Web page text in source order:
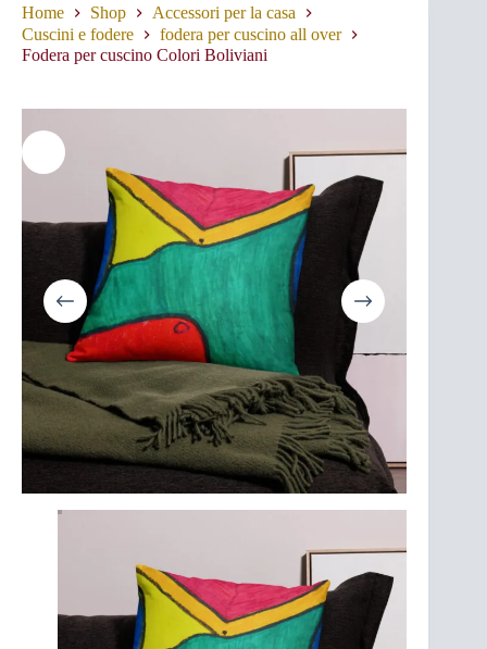
Home Shop
Accessori per la casa
Cuscini e fodere
fodera per cuscino all over
Fodera per cuscino Colori Boliviani